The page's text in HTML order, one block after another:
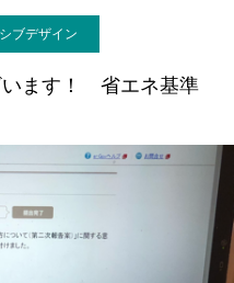
ブデザイン
います！ 省エネ基準